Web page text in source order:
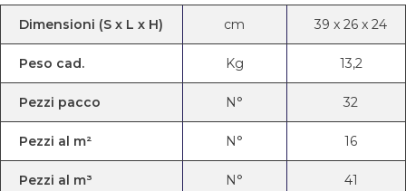
Dimensioni (S x L x H) cm 39 x 26 x 24
Peso cad. Kg 13,2
Pezzi pacco N° 32
Pezzi al m² N° 16
Pezzi al m³ N° 41